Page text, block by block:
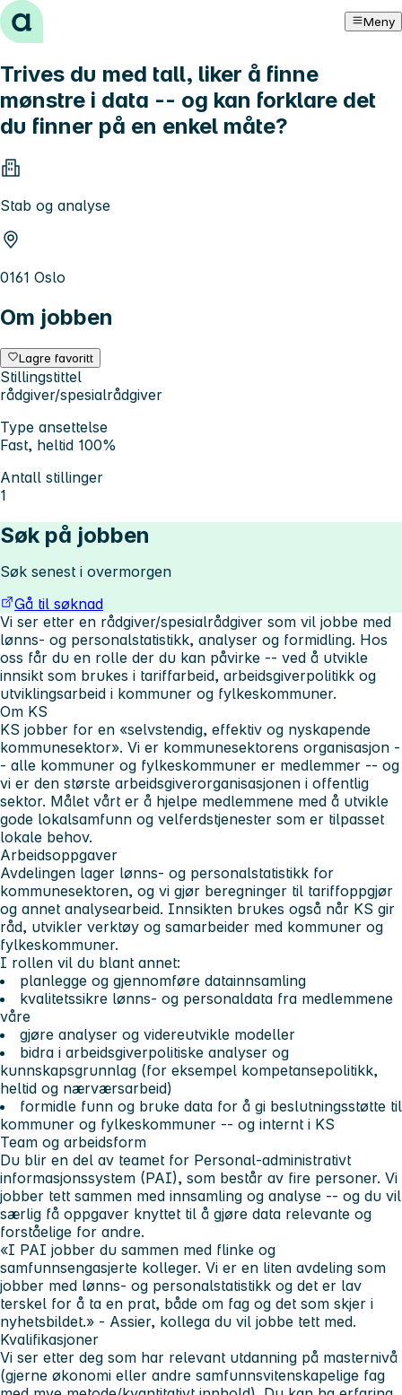
Hopp til innhold Meny
Trives du med tall, liker å finne
mønstre i data -- og kan forklare det
du finner på en enkel måte?
Stab og analyse
0161 Oslo
Om jobben
Lagre favoritt
Stillingstittel
rådgiver/spesialrådgiver
Type ansettelse
Fast, heltid 100%
Antall stillinger
1
Søk på jobben
Søk senest i overmorgen
Gå til søknad
Vi ser etter en rådgiver/spesialrådgiver som vil jobbe med
lønns- og personalstatistikk, analyser og formidling. Hos
oss får du en rolle der du kan påvirke -- ved å utvikle
innsikt som brukes i tariffarbeid, arbeidsgiverpolitikk og
utviklingsarbeid i kommuner og fylkeskommuner.
Om KS
KS jobber for en «selvstendig, effektiv og nyskapende
kommunesektor». Vi er kommunesektorens organisasjon -
- alle kommuner og fylkeskommuner er medlemmer -- og
vi er den største arbeidsgiverorganisasjonen i offentlig
sektor. Målet vårt er å hjelpe medlemmene med å utvikle
gode lokalsamfunn og velferdstjenester som er tilpasset
lokale behov.
Arbeidsoppgaver
Avdelingen lager lønns- og personalstatistikk for
kommunesektoren, og vi gjør beregninger til tariffoppgjør
og annet analysearbeid. Innsikten brukes også når KS gir
råd, utvikler verktøy og samarbeider med kommuner og
fylkeskommuner.
I rollen vil du blant annet:
planlegge og gjennomføre datainnsamling
kvalitetssikre lønns- og personaldata fra medlemmene
våre
gjøre analyser og videreutvikle modeller
bidra i arbeidsgiverpolitiske analyser og
kunnskapsgrunnlag (for eksempel kompetansepolitikk,
heltid og nærværsarbeid)
formidle funn og bruke data for å gi beslutningsstøtte til
kommuner og fylkeskommuner -- og internt i KS
Team og arbeidsform
Du blir en del av teamet for Personal-administrativt
informasjonssystem (PAI), som består av fire personer. Vi
jobber tett sammen med innsamling og analyse -- og du vil
særlig få oppgaver knyttet til å gjøre data relevante og
forståelige for andre.
«I PAI jobber du sammen med flinke og
samfunnsengasjerte kolleger. Vi er en liten avdeling som
jobber med lønns‑ og personalstatistikk og det er lav
terskel for å ta en prat, både om fag og det som skjer i
nyhetsbildet.» - Assier, kollega du vil jobbe tett med.
Kvalifikasjoner
Vi ser etter deg som har relevant utdanning på masternivå
(gjerne økonomi eller andre samfunnsvitenskapelige fag